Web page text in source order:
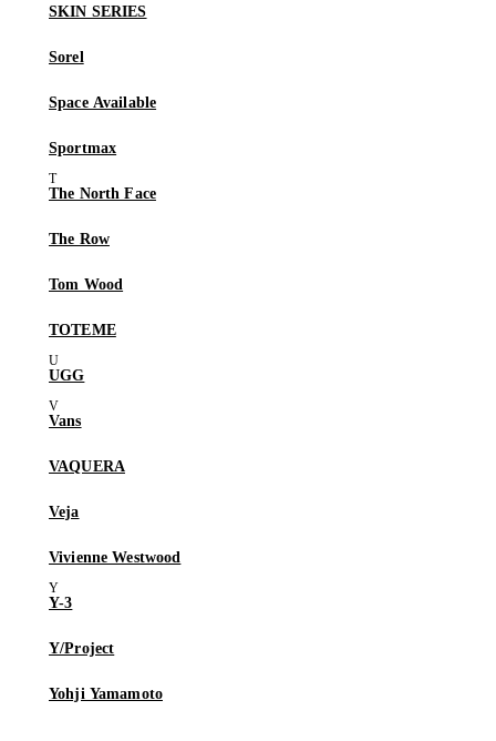
SKIN SERIES
Sorel
Space Available
Sportmax
The North Face
The Row
Tom Wood
TOTEME
UGG
Vans
VAQUERA
Veja
Vivienne Westwood
Y-3
Y/Project
Yohji Yamamoto